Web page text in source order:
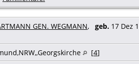
GEN. WEGMANN, geb. 17 Dez
[4]